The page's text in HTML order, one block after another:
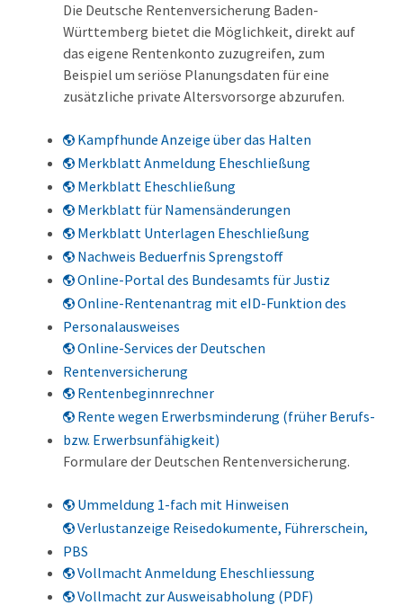
Die Deutsche Rentenversicherung Baden-
Württemberg bietet die Möglichkeit, direkt auf
das eigene Rentenkonto zuzugreifen, zum
Beispiel um seriöse Planungsdaten für eine
zusätzliche private Altersvorsorge abzurufen.
Kampfhunde Anzeige über das Halten
Merkblatt Anmeldung Eheschließung
Merkblatt Eheschließung
Merkblatt für Namensänderungen
Merkblatt Unterlagen Eheschließung
Nachweis Beduerfnis Sprengstoff
Online-Portal des Bundesamts für Justiz
Online-Rentenantrag mit eID-Funktion des
Personalausweises
Online-Services der Deutschen
Rentenversicherung
Rentenbeginnrechner
Rente wegen Erwerbsminderung (früher Berufs-
bzw. Erwerbsunfähigkeit)
Formulare der Deutschen Rentenversicherung.
Ummeldung 1-fach mit Hinweisen
Verlustanzeige Reisedokumente, Führerschein,
PBS
Vollmacht Anmeldung Eheschliessung
Vollmacht zur Ausweisabholung (PDF)